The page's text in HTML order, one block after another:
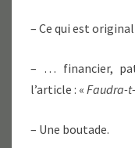
– Ce qui est
– … financier,
l’article : « Faudra-
– Une boutade.